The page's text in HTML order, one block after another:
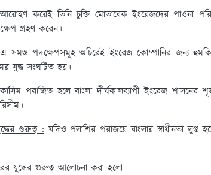
আরোহণ করেই তিনি চুক্তি মোতাবেক ইংরেজদের পাওনা
গ্রহণ করেন।
সমস্ত পদক্ষেপসমূহ অচিরেই ইংরেজ কোম্পানির জন্য
যুদ্ধ সংঘটিত হয়।
পরাজিত হলে বাংলা দীর্ঘকালব্যাপী ইংরেজ শাসনের
গুরুত্ব :যদিও পলাশির পরাজয়ে বাংলার স্বাধীনতা লুপ্ত
যুদ্ধের গুরুত্ব আলোচনা করা হলো-